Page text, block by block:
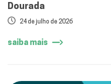
Dourada
24 de julho de 2026
saiba mais